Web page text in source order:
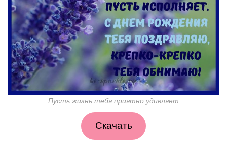
Пусть жизнь тебя приятно удивляет
Скачать